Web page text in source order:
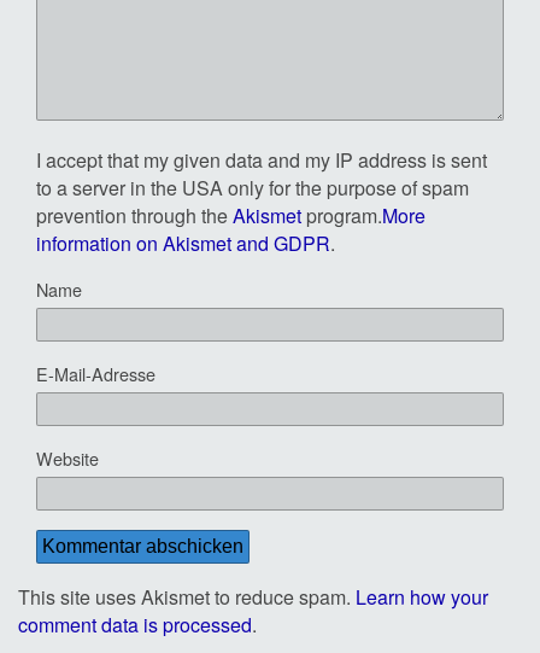
I accept that my given data and my IP address is sent
to a server in the USA only for the purpose of spam
prevention through theAkismet program.More
information on Akismet and GDPR.
Name
E-Mail-Adresse
Website
This site uses Akismet to reduce spam. Learn how your
comment data is processed.